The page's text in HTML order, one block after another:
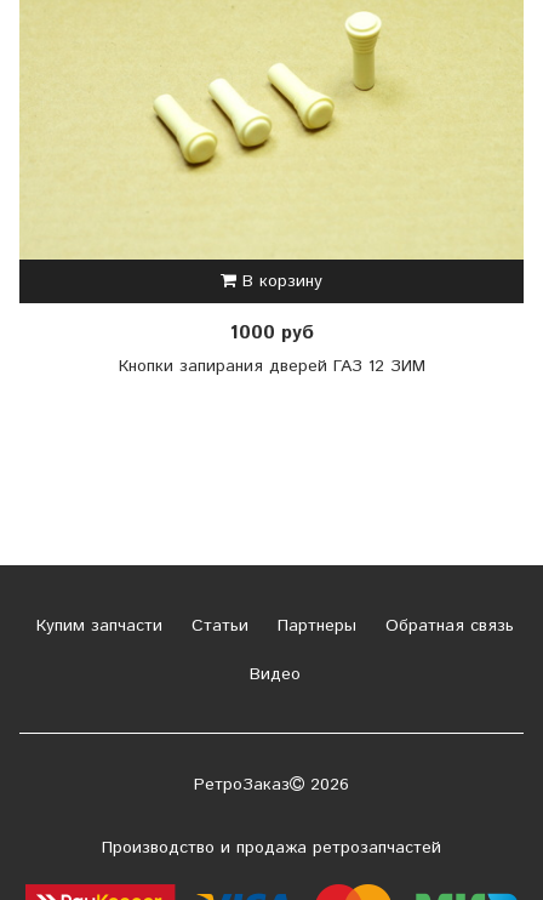
В корзину
1000 руб
Кнопки запирания дверей ГАЗ 12 ЗИМ
Купим запчасти Статьи Партнеры
Обратная связь
Видео
РетроЗаказ 2026
Производство и продажа ретрозапчастей